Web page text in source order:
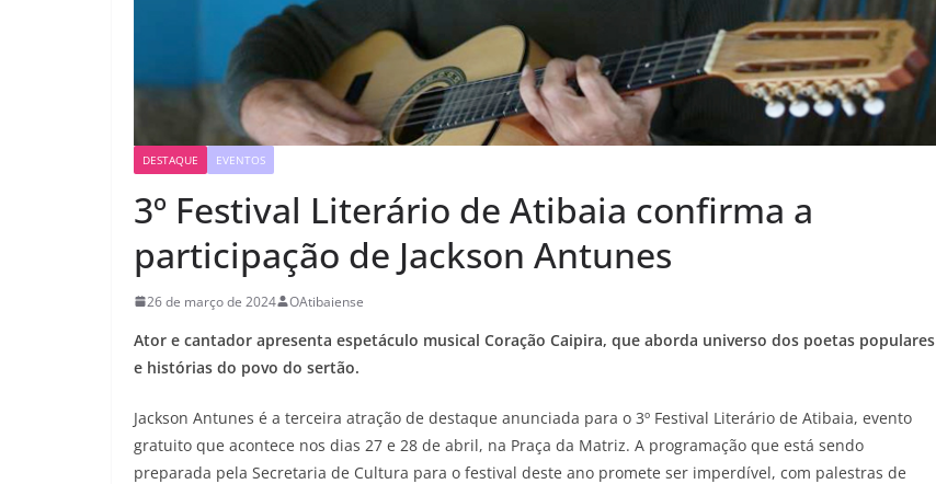
DESTAQUE EVENTOS
3º Festival Literário de Atibaia confirma a
participação de Jackson Antunes
26 de março de 2024 OAtibaiense
Ator e cantador apresenta espetáculo musical Coração Caipira, que aborda universo dos poetas populares
e histórias do povo do sertão.
Jackson Antunes é a terceira atração de destaque anunciada para o 3º Festival Literário de Atibaia, evento
gratuito que acontece nos dias 27 e 28 de abril, na Praça da Matriz. A programação que está sendo
preparada pela Secretaria de Cultura para o festival deste ano promete ser imperdível, com palestras de